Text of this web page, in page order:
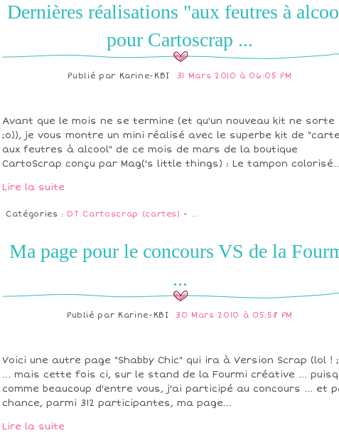
Dernières réalisations "aux feutres à
pour Cartoscrap ...
Publié par Karine-KBI 31 Mars 2010 à 06:05 PM
Avant que le mois ne se termine (et qu'un nouveau kit ne sorte
;o)), je vous montre un mini réalisé avec le superbe kit de
aux feutres à alcool" de ce mois de mars de la boutique
CartoScrap conçu par Mag('s little things) : Le tampon
Lire la suite
Catégories : DT Cartoscrap (cartes) - …
Ma page pour le concours VS de la
...
Publié par Karine-KBI 30 Mars 2010 à 05:58 PM
Voici une autre page "Shabby Chic" qui ira à Version Scrap (lol !
... mais cette fois ci, sur le stand de la Fourmi créative ...
comme beaucoup d'entre vous, j'ai participé au concours ... et
chance, parmi 312 participantes, ma page...
Lire la suite